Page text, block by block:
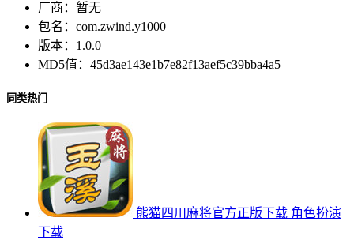
厂商： 暂无
包名： com.zwind.y1000
版本： 1.0.0
MD5值： 45d3ae143e1b7e82f13aef5c39bba4a5
同类热门
熊猫四川麻将官方正版下载 角色扮演
下载